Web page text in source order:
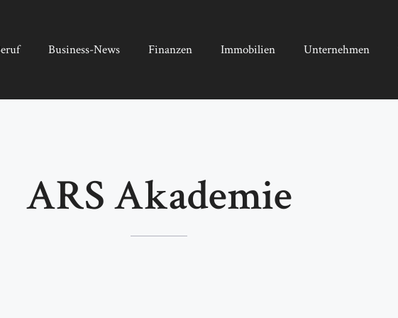
Business-News Finanzen Immobilien Unternehmen
ARS Akademie